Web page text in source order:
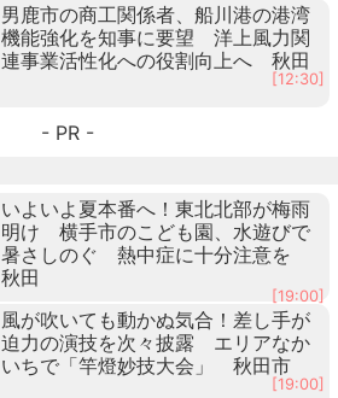
男鹿市の商工関係者、船川港の港湾
機能強化を知事に要望 洋上風力関
連事業活性化への役割向上へ 秋田
[12:30]
- PR -
いよいよ夏本番へ！東北北部が梅雨
明け 横手市のこども園、水遊びで
暑さしのぐ 熱中症に十分注意を
秋田
[19:00]
風が吹いても動かぬ気合！差し手が
迫力の演技を次々披露 エリアなか
いちで「竿燈妙技大会」 秋田市
[19:00]